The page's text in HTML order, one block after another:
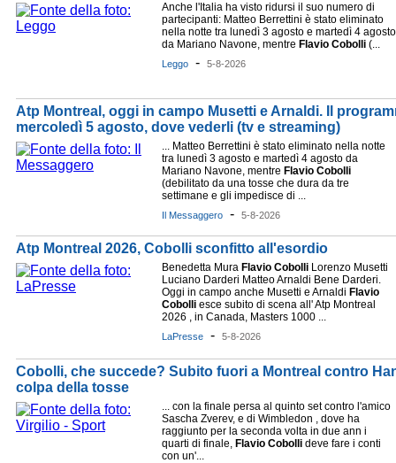
Anche l'Italia ha visto ridursi il suo numero di
partecipanti: Matteo Berrettini è stato eliminato
nella notte tra lunedì 3 agosto e martedì 4 agosto
da Mariano Navone, mentre Flavio Cobolli (...
Leggo - 5-8-2026
Atp Montreal, oggi in campo Musetti e Arnaldi. Il
mercoledì 5 agosto, dove vederli (tv e streaming)
... Matteo Berrettini è stato eliminato nella notte
tra lunedì 3 agosto e martedì 4 agosto da
Mariano Navone, mentre Flavio Cobolli
(debilitato da una tosse che dura da tre
settimane e gli impedisce di ...
Il Messaggero - 5-8-2026
Atp Montreal 2026, Cobolli sconfitto all'esordio
Benedetta Mura Flavio Cobolli Lorenzo Musetti
Luciano Darderi Matteo Arnaldi Bene Darderi.
Oggi in campo anche Musetti e Arnaldi Flavio
Cobolli esce subito di scena all' Atp Montreal
2026 , in Canada, Masters 1000 ...
LaPresse - 5-8-2026
Cobolli, che succede? Subito fuori a Montreal contro
colpa della tosse
... con la finale persa al quinto set contro l'amico
Sascha Zverev, e di Wimbledon , dove ha
raggiunto per la seconda volta in due ann i
quarti di finale, Flavio Cobolli deve fare i conti
con un'...